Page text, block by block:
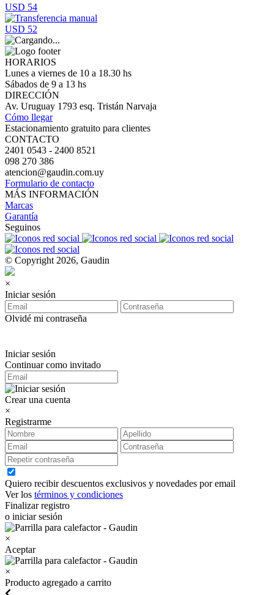
USD 54
USD 52
HORARIOS
Lunes a viernes de 10 a 18.30 hs
Sábados de 9 a 13 hs
DIRECCIÓN
Av. Uruguay 1793 esq. Tristán Narvaja
Cómo llegar
Estacionamiento gratuito para clientes
CONTACTO
2401 0543 - 2400 8521
098 270 386
atencion@gaudin.com.uy
Formulario de contacto
MÁS INFORMACIÓN
Marcas
Garantía
Seguinos
© Copyright 2026, Gaudin
×
Iniciar sesión
Olvidé mi contraseña
Iniciar sesión
Continuar como invitado
Crear una cuenta
×
Registrarme
Quiero recibir descuentos exclusivos y novedades por email
Ver los términos y condiciones
Finalizar registro
o iniciar sesión
×
Aceptar
×
Producto agregado a carrito